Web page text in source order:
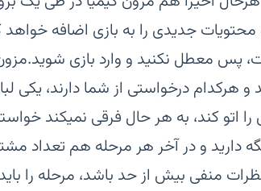
جدیدی را به بازی اضافه
پس معطل نکنید و وارد بازی
و هرکدام درخواستی از شما دارند،
اتو کند، به هر حال فرقی نمیکند
دارید و در آخر هر مرحله هم تعداد
منفی بیش از حد باشد، مرحله را باید